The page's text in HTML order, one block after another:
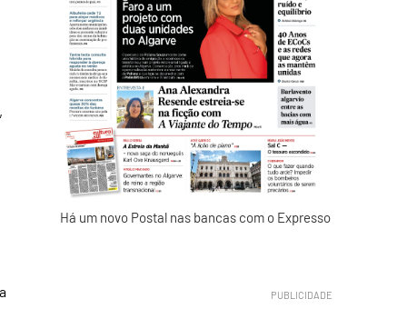
Há um novo Postal nas bancas com o Expresso